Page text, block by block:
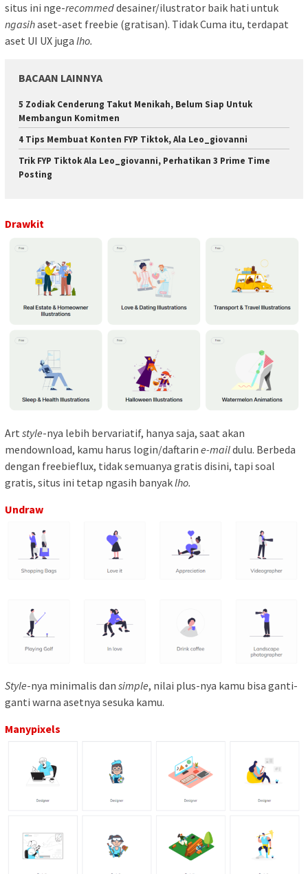
situs ini nge-recommeddesainer/ilustrator baik hati untuk
ngasihaset-aset freebie (gratisan). Tidak Cuma itu, terdapat
aset UI UX juga lho.
BACAAN LAINNYA
5 Zodiak Cenderung Takut Menikah, Belum Siap Untuk
Membangun Komitmen
4 Tips Membuat Konten FYP Tiktok, Ala Leo_giovanni
Trik FYP Tiktok Ala Leo_giovanni, Perhatikan 3 Prime Time
Posting
Drawkit
Art style-nya lebih bervariatif, hanya saja, saat akan
mendownload, kamu harus login/daftarin e-maildulu. Berbeda
dengan freebieflux, tidak semuanya gratis disini, tapi soal
gratis, situs ini tetap ngasih banyaklho.
Undraw
Style-nya minimalis dan simple, nilai plus-nya kamu bisa ganti-
ganti warna asetnya sesuka kamu.
Manypixels